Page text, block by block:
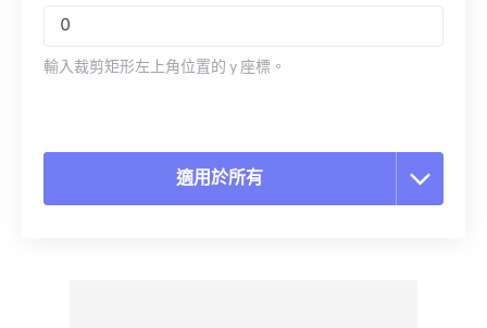
輸入裁剪矩形左上角位置的 y 座標。
適用於所有